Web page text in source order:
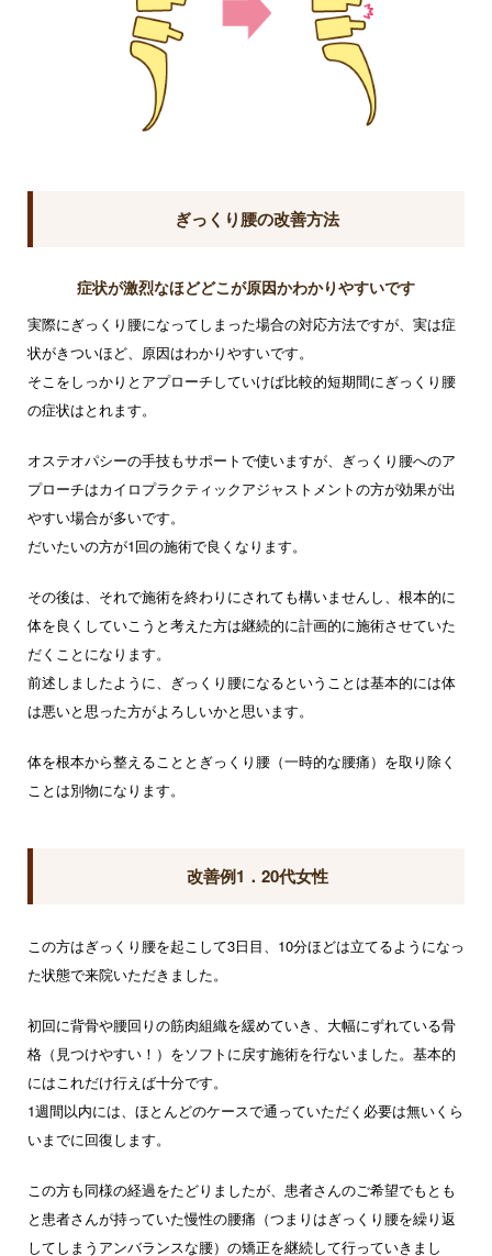
ぎっくり腰の改善方法
症状が激烈なほどどこが原因かわかりやすいです
実際にぎっくり腰になってしまった場合の対応方法ですが、実は症
状がきついほど、原因はわかりやすいです。
そこをしっかりとアプローチしていけば比較的短期間にぎっくり腰
の症状はとれます。
オステオパシーの手技もサポートで使いますが、ぎっくり腰へのア
プローチはカイロプラクティックアジャストメントの方が効果が出
やすい場合が多いです。
だいたいの方が1回の施術で良くなります。
その後は、それで施術を終わりにされても構いませんし、根本的に
体を良くしていこうと考えた方は継続的に計画的に施術させていた
だくことになります。
前述しましたように、ぎっくり腰になるということは基本的には体
は悪いと思った方がよろしいかと思います。
体を根本から整えることとぎっくり腰（一時的な腰痛）を取り除く
ことは別物になります。
改善例1．20代女性
この方はぎっくり腰を起こして3日目、10分ほどは立てるようになっ
た状態で来院いただきました。
初回に背骨や腰回りの筋肉組織を緩めていき、大幅にずれている骨
格（見つけやすい！）をソフトに戻す施術を行ないました。基本的
にはこれだけ行えば十分です。
1週間以内には、ほとんどのケースで通っていただく必要は無いくら
いまでに回復します。
この方も同様の経過をたどりましたが、患者さんのご希望でもとも
と患者さんが持っていた慢性の腰痛（つまりはぎっくり腰を繰り返
してしまうアンバランスな腰）の矯正を継続して行っていきまし